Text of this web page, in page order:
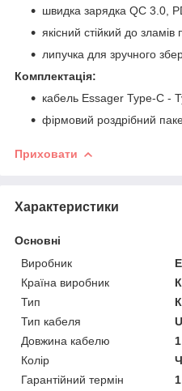
швидка зарядка QC 3.0,
якісний стійкий до зламів
липучка для зручного
Комплектація:
кабель Essager Type-C -
фірмовий роздрібний
Приховати
Характеристики
Основні
Виробник
Країна виробник
Тип
Тип кабеля
Довжина кабелю
Колір
Гарантійний термін